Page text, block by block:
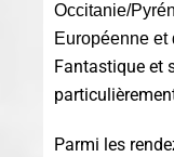
Occitanie/
Européenne et
Fantastique et
Parmi les